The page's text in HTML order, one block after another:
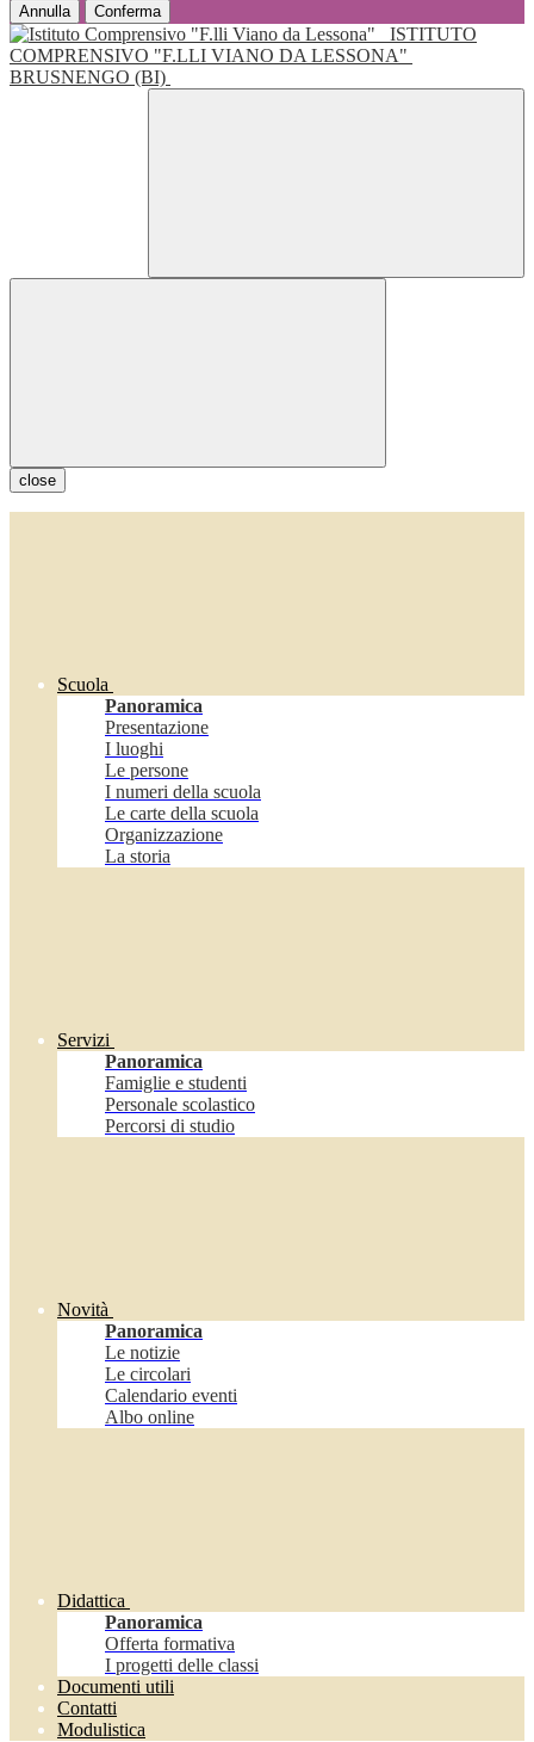
Annulla Conferma
ISTITUTO
COMPRENSIVO "F.LLI VIANO DA LESSONA"
BRUSNENGO (BI)
close
Scuola
Panoramica
Presentazione
I luoghi
Le persone
I numeri della scuola
Le carte della scuola
Organizzazione
La storia
Servizi
Panoramica
Famiglie e studenti
Personale scolastico
Percorsi di studio
Novità
Panoramica
Le notizie
Le circolari
Calendario eventi
Albo online
Didattica
Panoramica
Offerta formativa
I progetti delle classi
Documenti utili
Contatti
Modulistica